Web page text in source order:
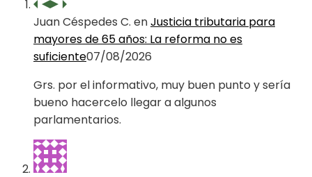
Juan Céspedes C. enJusticia tributaria para
mayores de 65 años: La reforma no es
suficiente07/08/2026
Grs. por el informativo, muy buen punto y sería
bueno hacercelo llegar a algunos
parlamentarios.